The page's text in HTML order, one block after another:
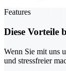
Features
Diese Vorteile
Wenn Sie mit uns
und stressfreier